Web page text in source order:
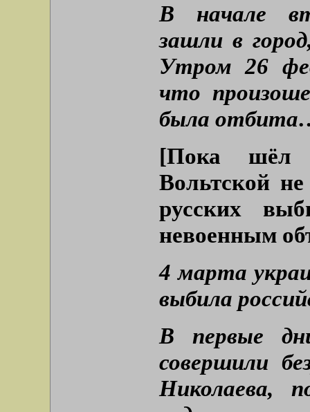
В начале
зашли в
Утром 26
что
была
[Пока шёл
Вольтской
русских
невоенным
4 марта
выбила
В первые
совершили
Николаева,